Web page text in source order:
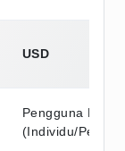
USD
Pengguna
(Individu/